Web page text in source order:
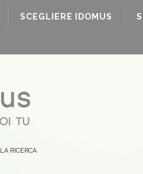
SCEGLIERE IDOMUS
RICERCA